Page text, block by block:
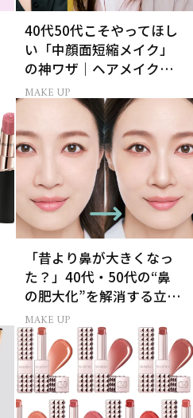
40代50代こそやってほし
い「中顔面短縮メイク」
の神ワザ｜ヘアメイク長
井かおりさん直伝
MAKE UP
「昔より鼻が大きくなっ
た？」40代・50代の“鼻
の肥大化”を解消する立体
小鼻メイク
MAKE UP